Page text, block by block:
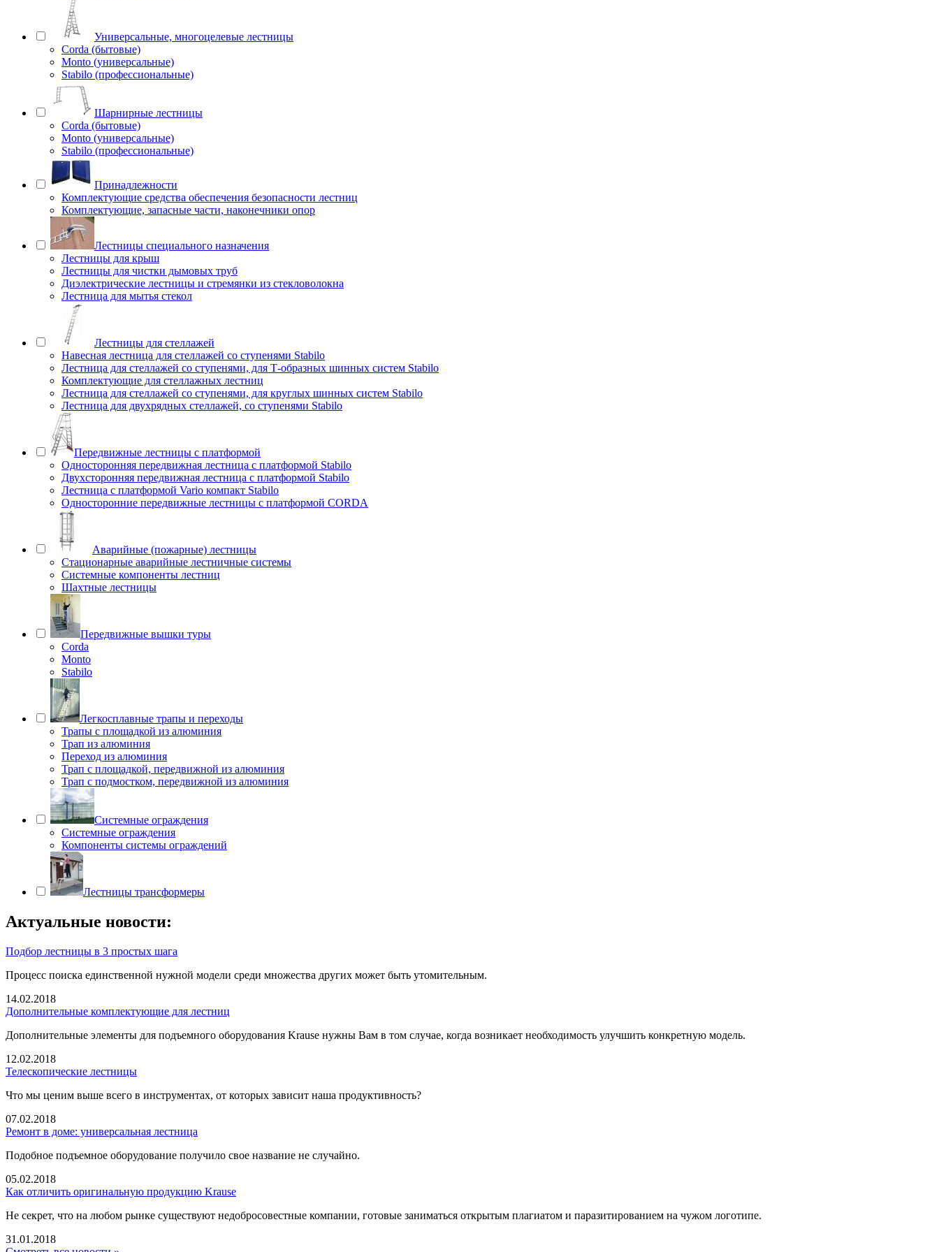
Универсальные, многоцелевые лестницы
Corda (бытовые)
Monto (универсальные)
Stabilo (профессиональные)
Шарнирные лестницы
Corda (бытовые)
Monto (универсальные)
Stabilo (профессиональные)
Принадлежности
Комплектующие средства обеспечения безопасности лестниц
Комплектующие, запасные части, наконечники опор
Лестницы специального назначения
Лестницы для крыш
Лестницы для чистки дымовых труб
Диэлектрические лестницы и стремянки из стекловолокна
Лестница для мытья стекол
Лестницы для стеллажей
Навесная лестница для стеллажей со ступенями Stabilo
Лестница для стеллажей со ступенями, для Т-образных шинных систем Stabilo
Комплектующие для стеллажных лестниц
Лестница для стеллажей со ступенями, для круглых шинных систем Stabilo
Лестница для двухрядных стеллажей, со ступенями Stabilo
Передвижные лестницы с платформой
Односторонняя передвижная лестница с платформой Stabilo
Двухсторонняя передвижная лестница с платформой Stabilo
Лестница с платформой Vario компакт Stabilo
Односторонние передвижные лестницы с платформой CORDA
Аварийные (пожарные) лестницы
Стационарные аварийные лестничные системы
Системные компоненты лестниц
Шахтные лестницы
Передвижные вышки туры
Corda
Monto
Stabilo
Легкосплавные трапы и переходы
Трапы с площадкой из алюминия
Трап из алюминия
Переход из алюминия
Трап с площадкой, передвижной из алюминия
Трап с подмостком, передвижной из алюминия
Системные ограждения
Системные ограждения
Компоненты системы ограждений
Лестницы трансформеры
Актуальные новости:
Подбор лестницы в 3 простых шага
Процесс поиска единственной нужной модели среди множества других может быть утомительным.
14.02.2018
Дополнительные комплектующие для лестниц
Дополнительные элементы для подъемного оборудования Krause нужны Вам в том случае, когда возникает необходимость улучшить конкретную модель.
12.02.2018
Телескопические лестницы
Что мы ценим выше всего в инструментах, от которых зависит наша продуктивность?
07.02.2018
Ремонт в доме: универсальная лестница
Подобное подъемное оборудование получило свое название не случайно.
05.02.2018
Как отличить оригинальную продукцию Krause
Не секрет, что на любом рынке существуют недобросовестные компании, готовые заниматься открытым плагиатом и паразитированием на чужом логотипе.
31.01.2018